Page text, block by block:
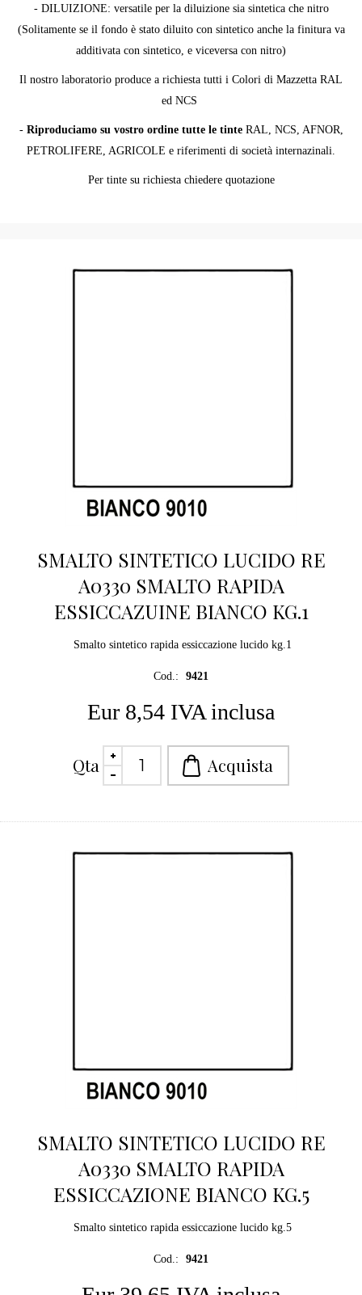
- DILUIZIONE: versatile per la diluizione sia sintetica che nitro
(Solitamente se il fondo è stato diluito con sintetico anche la finitura va
additivata con sintetico, e viceversa con nitro)
Il nostro laboratorio produce a richiesta tutti i Colori di Mazzetta RAL
ed NCS
- Riproduciamo su vostro ordine tutte le tinteRAL, NCS, AFNOR,
PETROLIFERE, AGRICOLE e riferimenti di società internazinali.
Per tinte su richiesta chiedere quotazione
SMALTO SINTETICO LUCIDO RE
A0330 SMALTO RAPIDA
ESSICCAZUINE BIANCO KG.1
Smalto sintetico rapida essiccazione lucido kg.1
Cod.: 9421
Eur 8,54 IVA inclusa
Qta
SMALTO SINTETICO LUCIDO RE
A0330 SMALTO RAPIDA
ESSICCAZIONE BIANCO KG.5
Smalto sintetico rapida essiccazione lucido kg.5
Cod.: 9421